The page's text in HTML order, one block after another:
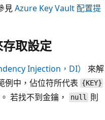
見Azure Key Vault 配置提
取設定
Injection，DI）
來解
例中，佔位符所代表 {KEY}
。 若找不到金鑰， null 則